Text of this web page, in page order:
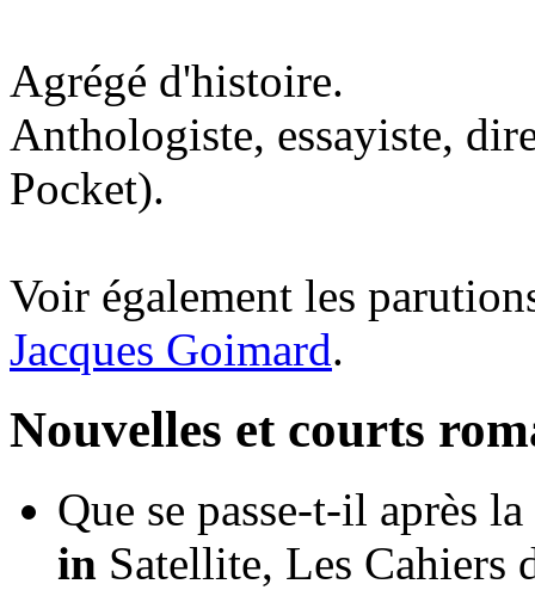
Agrégé d'histoire.
Anthologiste, essayiste,
Pocket).
Voir également les
Jacques Goimard.
Nouvelles et courts
Que se passe-t-il après
in Satellite, Les Cahiers